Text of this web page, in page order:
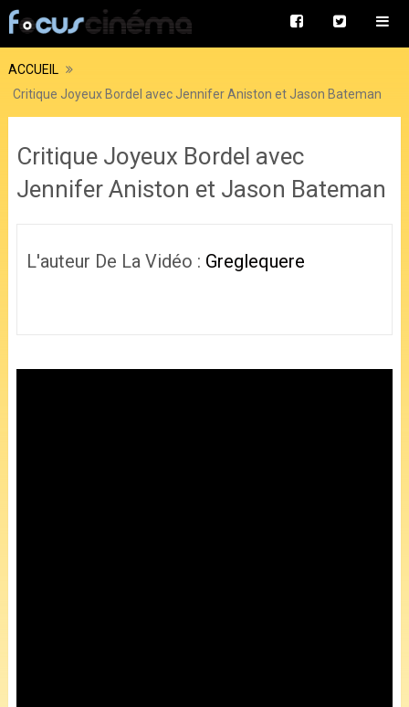
ACCUEIL
Critique Joyeux Bordel avec Jennifer Aniston et Jason Bateman
Critique Joyeux Bordel avec
Jennifer Aniston et Jason Bateman
L'auteur De La Vidéo : Greglequere